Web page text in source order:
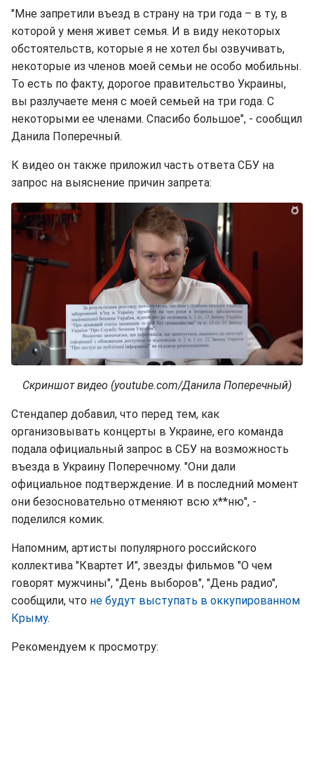
"Мне запретили въезд в страну на три года – в ту, в
которой у меня живет семья. И в виду некоторых
обстоятельств, которые я не хотел бы озвучивать,
некоторые из членов моей семьи не особо мобильны.
То есть по факту, дорогое правительство Украины,
вы разлучаете меня с моей семьей на три года. С
некоторыми ее членами. Спасибо большое", - сообщил
Данила Поперечный.
К видео он также приложил часть ответа СБУ на
запрос на выяснение причин запрета:
Скриншот видео (youtube.com/Данила Поперечный)
Стендапер добавил, что перед тем, как
организовывать концерты в Украине, его команда
подала официальный запрос в СБУ на возможность
въезда в Украину Поперечному. "Они дали
официальное подтверждение. И в последний момент
они безосновательно отменяют всю х**ню", -
поделился комик.
Напомним, артисты популярного российского
коллектива "Квартет И", звезды фильмов "О чем
говорят мужчины", "День выборов", "День радио",
сообщили, что не будут выступать в оккупированном
Крыму.
Рекомендуем к просмотру: